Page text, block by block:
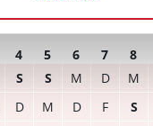
4 5 6 7 8
S S M D M
D M D F S